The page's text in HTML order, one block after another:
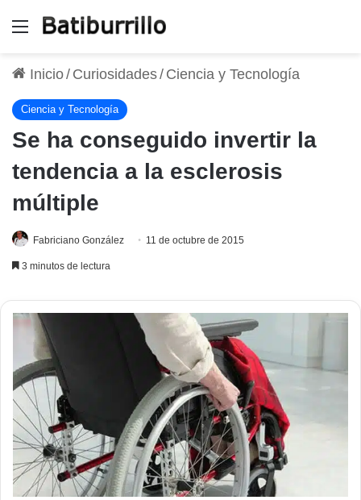
Menú
Inicio/ Curiosidades/ Ciencia y Tecnología
Ciencia y Tecnología
Se ha conseguido invertir la
tendencia a la esclerosis
múltiple
Fabriciano González 11 de octubre de 2015
3 minutos de lectura